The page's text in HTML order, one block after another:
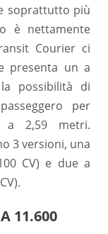
soprattutto più
è nettamente
Courier ci
presenta un a
possibilità di
per
a 2,59 metri.
3 versioni, una
CV) e due a
11.600